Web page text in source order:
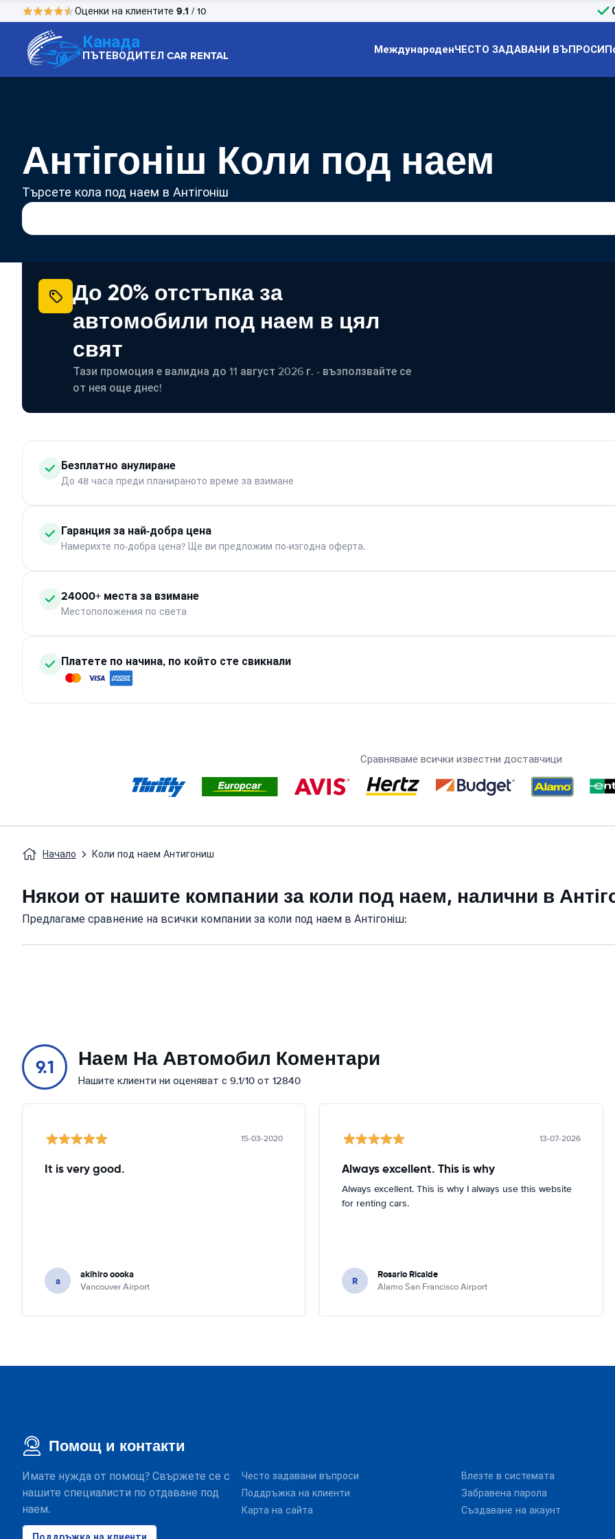
Оценки на клиентите 9.1 / 10
Канада
ПЪТЕВОДИТЕЛ CAR RENTAL МеждународенЧЕСТО ЗАДАВАНИ ВЪПРОСИ
Антігоніш Коли под наем
Търсете кола под наем в Антігоніш
До 20% отстъпка за
автомобили под наем в цял
свят
Тази промоция е валидна до 11 август 2026 г. - възползвайте се
от нея още днес!
Безплатно анулиране
До 48 часа преди планираното време за взимане
Гаранция за най-добра цена
Намерихте по-добра цена? Ще ви предложим по-изгодна оферта.
24000+ места за взимане
Местоположения по света
Платете по начина, по който сте свикнали
Сравняваме всички известни доставчици
Начало Коли под наем Антигониш
Някои от нашите компании за коли под наем, налични в
Предлагаме сравнение на всички компании за коли под наем в Антігоніш:
9.1 Наем На Автомобил Коментари
Нашите клиенти ни оценяват с 9.1/10 от 12840
15-03-2020
It is very good.
a akihiro oooka
Vancouver Airport
13-07-2026
Always excellent. This is why
Always excellent. This is why I always use this website
for renting cars.
R Rosario Ricalde
Alamo San Francisco Airport
Помощ и контакти
Имате нужда от помощ? Свържете се с
нашите специалисти по отдаване под
наем.
Често задавани въпроси
Поддръжка на клиенти
Карта на сайта
Влезте в системата
Забравена парола
Създаване на акаунт